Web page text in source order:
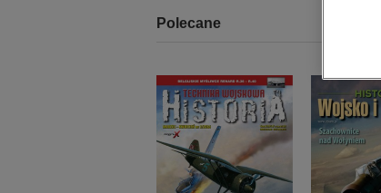
kobiece, lifestyle, kultura
Polecane